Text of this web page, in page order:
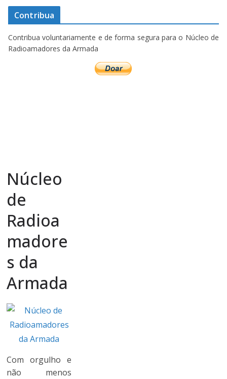
Contribua
Contribua voluntariamente e de forma segura para o Núcleo de
Radioamadores da Armada
Núcleo
de
Radioa
madore
s da
Armada
Com orgulho e
não menos